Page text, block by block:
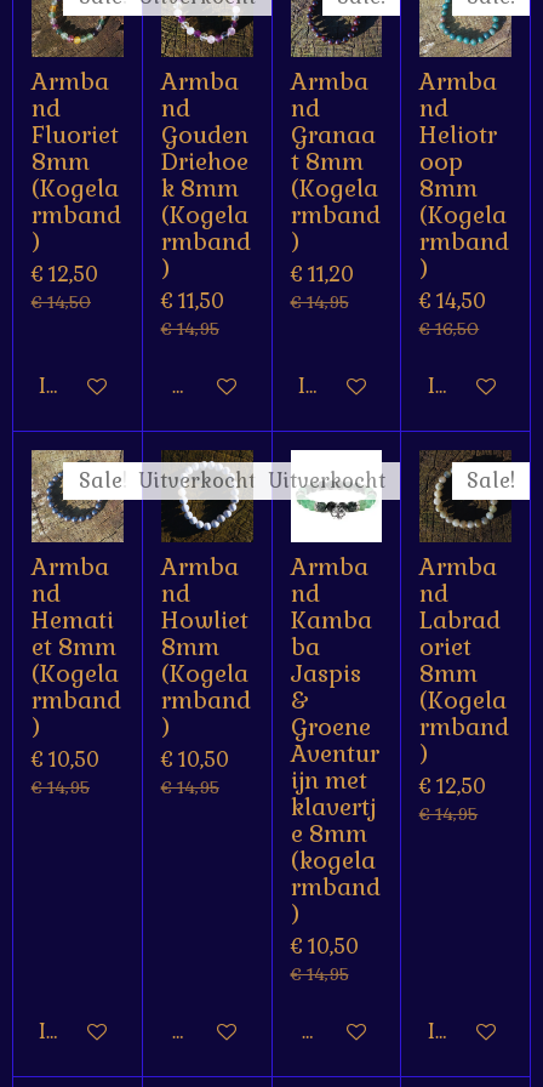
Armba
nd
Fluoriet
8mm
(Kogela
rmband
)
€ 12,50
€ 14,50
In winkelwagen
Armba
nd
Gouden
Driehoe
k 8mm
(Kogela
rmband
)
€ 11,50
€ 14,95
Houd mij op de hoogte
Armba
nd
Granaa
t 8mm
(Kogela
rmband
)
€ 11,20
€ 14,95
In winkelwagen
Armba
nd
Heliotr
oop
8mm
(Kogela
rmband
)
€ 14,50
€ 16,50
In
Sale!
Armba
nd
Hemati
et 8mm
(Kogela
rmband
)
€ 10,50
€ 14,95
In winkelwagen
Uitverkocht
Armba
nd
Howliet
8mm
(Kogela
rmband
)
€ 10,50
€ 14,95
Houd mij op de hoogte
Uitverkocht
Armba
nd
Kamba
ba
Jaspis
&
Groene
Aventur
ijn met
klavertj
e 8mm
(kogela
rmband
)
€ 10,50
€ 14,95
Houd mij op de hoogte
Sale!
Armba
nd
Labrad
oriet
8mm
(Kogela
rmband
)
€ 12,50
€ 14,95
In